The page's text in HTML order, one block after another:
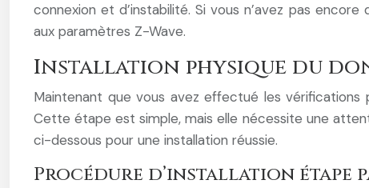
connexion et d’instabilité. Si vous n’avez pas
aux paramètres Z-Wave.
Installation physique du
Maintenant que vous avez effectué les vérifications
Cette étape est simple, mais elle nécessite une
ci-dessous pour une installation réussie.
Procédure d’installation étape